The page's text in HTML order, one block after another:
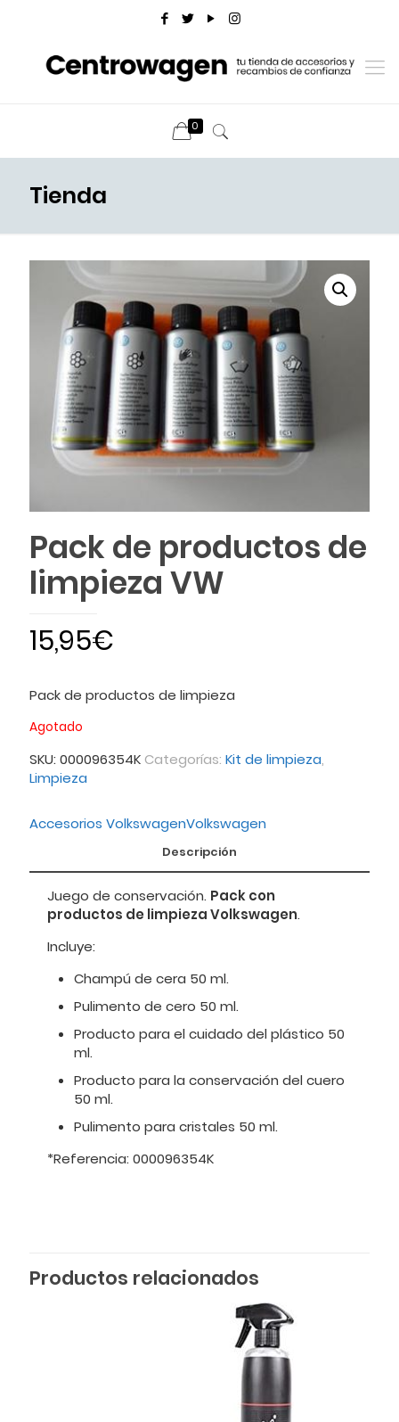
0
Tienda
Pack de productos de
limpieza VW
15,95€
Pack de productos de limpieza
Agotado
SKU: 000096354K Categorías: Kit de limpieza,
Limpieza
Accesorios VolkswagenVolkswagen
Descripción
Juego de conservación. Pack con
productos de limpieza Volkswagen.
Incluye:
Champú de cera 50 ml.
Pulimento de cero 50 ml.
Producto para el cuidado del plástico 50
ml.
Producto para la conservación del cuero
50 ml.
Pulimento para cristales 50 ml.
*Referencia: 000096354K
Productos relacionados